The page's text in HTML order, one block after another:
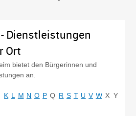
Dienstleistungen
Ort
bietet den Bürgerinnen und
an.
K L M N O P Q R S T U V W X Y